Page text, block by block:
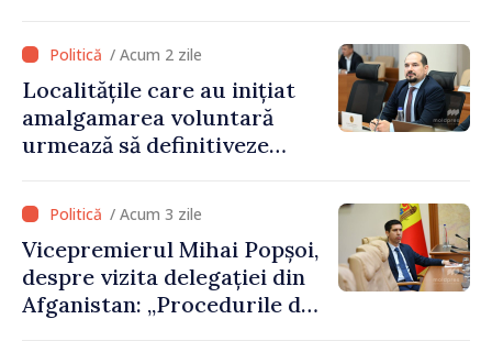
de structurile de la Tiraspol
în raioanele de est”
/ Acum 2 zile
Localitățile care au inițiat
amalgamarea voluntară
urmează să definitiveze
parcursul lunii august
/ Acum 3 zile
Vicepremierul Mihai Popșoi,
despre vizita delegației din
Afganistan: „Procedurile de